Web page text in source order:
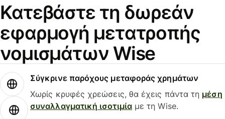
Κατεβάστε τη δωρεάν
εφαρμογή μετατροπής
νομισμάτων Wise
Σύγκρινε παρόχους μεταφοράς χρημάτων
Χωρίς κρυφές χρεώσεις, θα έχεις πάντα τη μέση
συναλλαγματική ισοτιμίαμε τη Wise.